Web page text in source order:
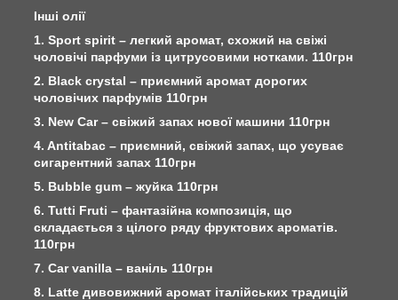
Інші олії
1. Sport spirit – легкий аромат, схожий на свіжі
чоловічі парфуми із цитрусовими нотками. 110грн
2. Black crystal – приємний аромат дорогих
чоловічих парфумів 110грн
3. New Car – свіжий запах нової машини 110грн
4. Antitabac – приємний, свіжий запах, що усуває
сигарентний запах 110грн
5. Bubble gum – жуйка 110грн
6. Tutti Fruti – фантазійна композиція, що
складається з цілого ряду фруктових ароматів.
110грн
7. Car vanilla – ваніль 110грн
8. Latte дивовижний аромат італійських традицій